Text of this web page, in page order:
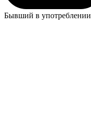
Бывший в употреблении